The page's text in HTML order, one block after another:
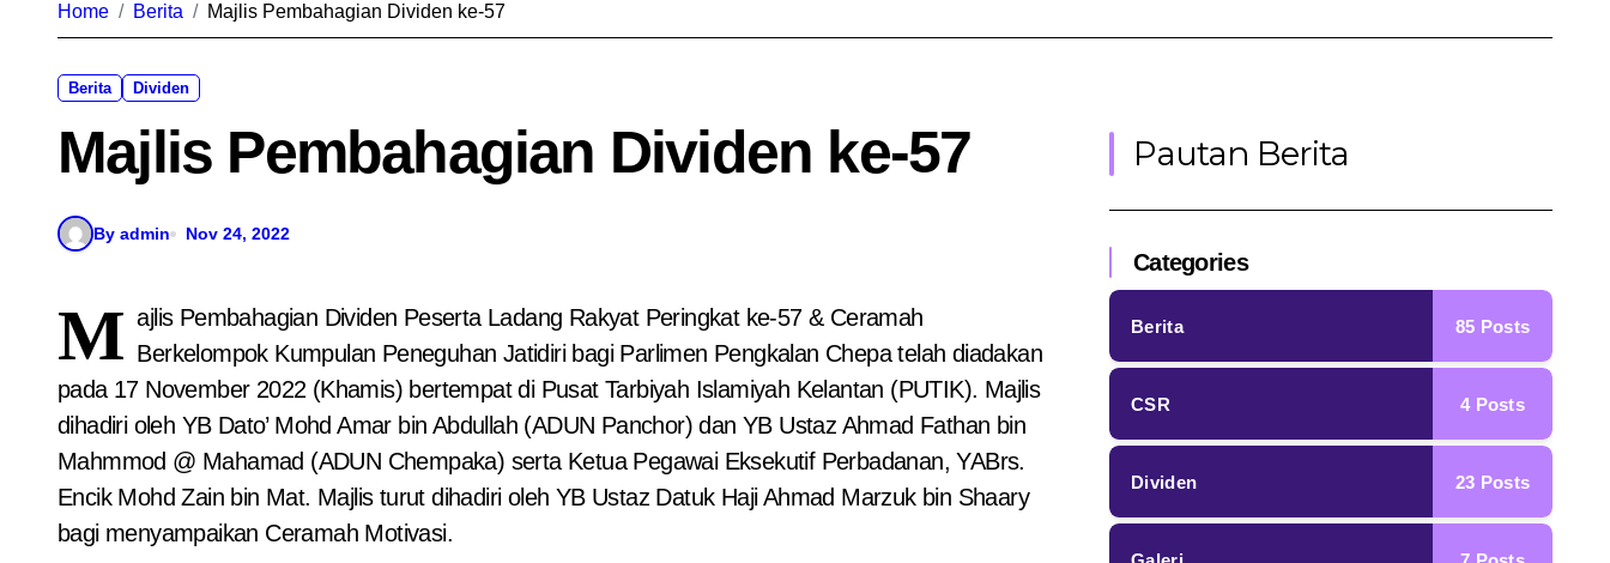
Home Berita Majlis Pembahagian Dividen ke-57
Berita Dividen
Majlis Pembahagian Dividen ke-57
By admin Nov 24, 2022
M ajlis Pembahagian Dividen Peserta Ladang Rakyat Peringkat ke-57 & Ceramah
Berkelompok Kumpulan Peneguhan Jatidiri bagi Parlimen Pengkalan Chepa telah diadakan
pada 17 November 2022 (Khamis) bertempat di Pusat Tarbiyah Islamiyah Kelantan (PUTIK). Majlis
dihadiri oleh YB Dato’ Mohd Amar bin Abdullah (ADUN Panchor) dan YB Ustaz Ahmad Fathan bin
Mahmmod @ Mahamad (ADUN Chempaka) serta Ketua Pegawai Eksekutif Perbadanan, YABrs.
Encik Mohd Zain bin Mat. Majlis turut dihadiri oleh YB Ustaz Datuk Haji Ahmad Marzuk bin Shaary
bagi menyampaikan Ceramah Motivasi.
Pautan Berita
Categories
Berita 85 Posts
CSR 4Posts
Dividen 23 Posts